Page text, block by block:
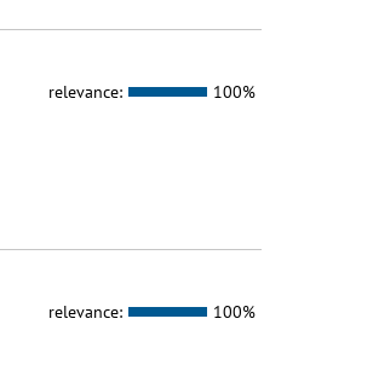
relevance: 100%
relevance: 100%